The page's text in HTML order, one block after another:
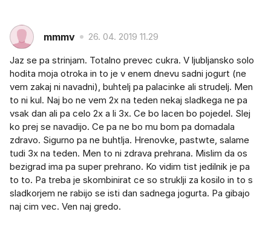
mmmv 26. 04. 2019 11.29
Jaz se pa strinjam. Totalno prevec cukra. V ljubljansko solo
hodita moja otroka in to je v enem dnevu sadni jogurt (ne
vem zakaj ni navadni), buhtelj pa palacinke ali strudelj. Men
to ni kul. Naj bo ne vem 2x na teden nekaj sladkega ne pa
vsak dan ali pa celo 2x a li 3x. Ce bo lacen bo pojedel. Slej
ko prej se navadijo. Ce pa ne bo mu bom pa domadala
zdravo. Sigurno pa ne buhtlja. Hrenovke, pastwte, salame
tudi 3x na teden. Men to ni zdrava prehrana. Mislim da os
bezigrad ima pa super prehrano. Ko vidim tist jedilnik je pa
to to. Pa treba je skombinirat ce so struklji za kosilo in to s
sladkorjem ne rabijo se isti dan sadnega jogurta. Pa gibajo
naj cim vec. Ven naj gredo.